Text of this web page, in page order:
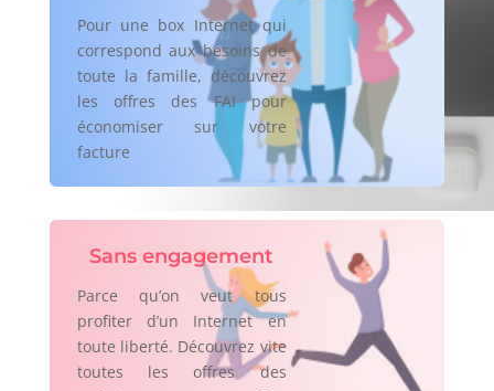
Pour une box Internet qui
correspond aux besoins de
toute la famille, découvrez
les offres des FAI pour
économiser sur votre
facture
Sans engagement
Parce qu’on veut tous
profiter d’un Internet en
toute liberté. Découvrez vite
toutes les offres des